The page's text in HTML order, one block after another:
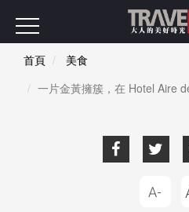
首頁
美食
一片金黃擁簇，在 Hotel Aire